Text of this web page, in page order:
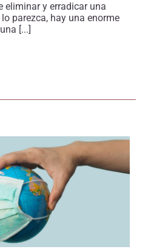
eliminar y erradicar una
parezca, hay una enorme
[...]